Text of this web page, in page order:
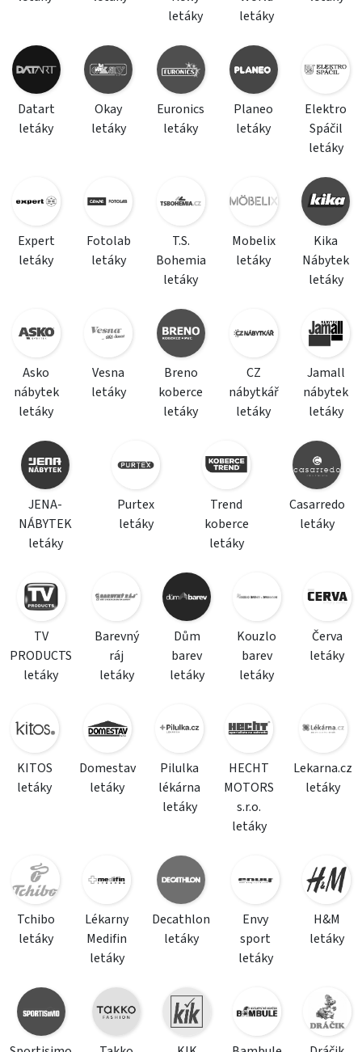
letáky
letáky
Datart
letáky
Okay
letáky
Euronics
letáky
Planeo
letáky
Elektro
Spáčil
letáky
Expert
letáky
Fotolab
letáky
T.S.
Bohemia
letáky
Mobelix
letáky
Kika
Nábytek
letáky
Asko
nábytek
letáky
Vesna
letáky
Breno
koberce
letáky
CZ
nábytkář
letáky
Jamall
nábytek
letáky
JENA-
NÁBYTEK
letáky
Purtex
letáky
Trend
koberce
letáky
Casarredo
letáky
TV
PRODUCTS
letáky
Barevný
ráj
letáky
Dům
barev
letáky
Kouzlo
barev
letáky
Červa
letáky
KITOS
letáky
Domestav
letáky
Pilulka
lékárna
letáky
HECHT
MOTORS
s.r.o.
letáky
Lekarna.cz
letáky
Tchibo
letáky
Lékarny
Medifin
letáky
Decathlon
letáky
Envy
sport
letáky
H&M
letáky